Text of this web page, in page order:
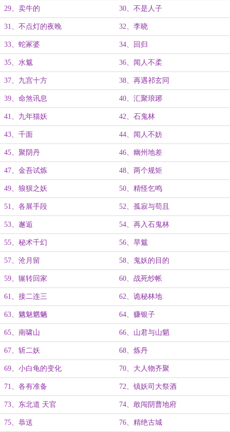
29、卖牛的 30、不是人子
31、不点灯的夜晚 32、李晓
33、蛇冢婆 34、回归
35、水魃 36、闻人不柔
37、九宫十方 38、再遇祁玄同
39、命煞讯息 40、汇聚琅琊
41、九年猫妖 42、石鬼林
43、千面 44、闻人不妨
45、聚阴丹 46、幽州地差
47、金吾试炼 48、两个规矩
49、狼狈之妖 50、精怪乞鸣
51、各展手段 52、孤寂与苟且
53、邂逅 54、再入石鬼林
55、秘术千幻 56、旱魃
57、沧月留 58、鬼妖的目的
59、辗转回家 60、战死纱帐
61、接二连三 62、诡秘林地
63、魑魅魍魉 64、赚银子
65、南啸山 66、山君与山魈
67、斩二妖 68、炼丹
69、小白龟的变化 70、大人物齐聚
71、各有准备 72、镇妖司大祭酒
73、东北道 天官 74、敢闯阴曹地府
75、恭送 76、精绝古城